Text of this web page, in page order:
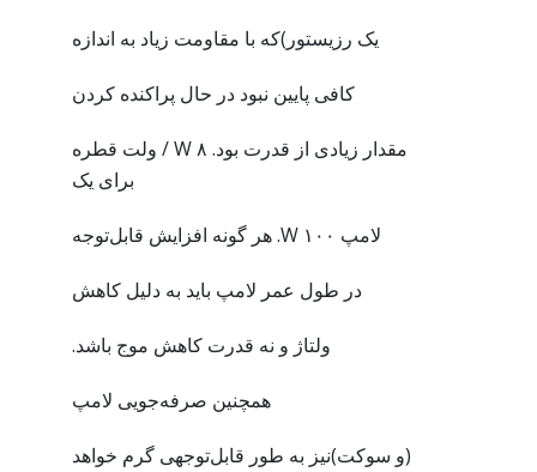
یک رزیستور)که با مقاومت زیاد به اندازه
کافی پایین نبود در حال پراکنده کردن
مقدار زیادی از قدرت بود. ۸ W / ولت قطره
برای یک
لامپ ۱۰۰ W. هر گونه افزایش قابل‌توجه
در طول عمر لامپ باید به دلیل کاهش
ولتاژ و نه قدرت کاهش موج باشد.
همچنین صرفه‌جویی لامپ
(و سوکت)نیز به طور قابل‌توجهی گرم خواهد